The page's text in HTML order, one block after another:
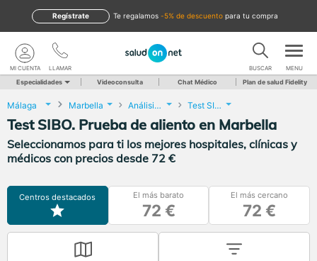
te regalamos -5% de descuento para tu compra
Regístrate
LLAMAR
MI CUENTA BUSCAR MENU
Especialidades Videoconsulta Chat Médico Plan de salud Fidelity
Málaga Marbella Análisis Clínicos Test SIBO. Prueba de aliento
Test SIBO. Prueba de aliento en Marbella
Seleccionamos para ti los mejores hospitales, clínicas y
médicos con precios desde 72 €
Centros destacados El más barato
72 €
El más cercano
72 €